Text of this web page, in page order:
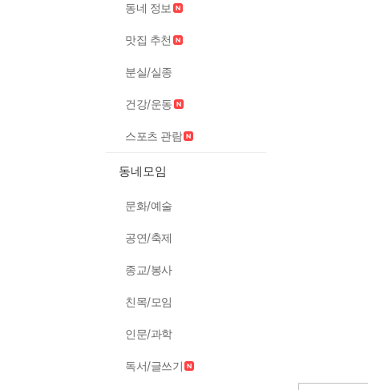
동네 정보
맛집 추천
분실/실종
건강/운동
스포츠 관람
동네모임
문화/예술
공연/축제
종교/봉사
친목/모임
인문/과학
독서/글쓰기